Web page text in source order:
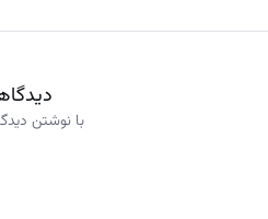
شده است. از این رو شما عزیزان
انواع محصولات برند خارجی اصل را
با نوشتن